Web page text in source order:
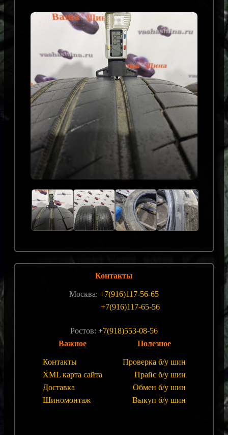
Контакты
Москва: +7(916)117-56-65
+7(916)117-65-56
Ростов: +7(918)553-08-56
Важное
Контакты
XML карта сайта
Доставка
Шиномонтаж
Полезное
Проверка б/у шин
Прайс б/у шин
Обмен б/у шин
Выкуп б/у шин